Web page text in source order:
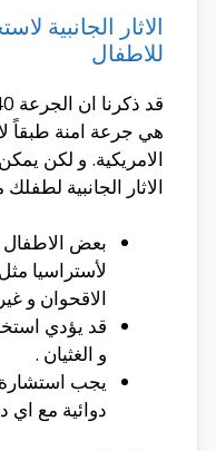
الاثار الجانبية
للاطفال
هي جرعة امنة طبقاً
الامريكية. و لكن
الاثار الجانبية
بعض الاطفال
لأستراسيا
الاقحوان و
قد يؤدي
و الغثيان .
يجب
دوائية مع اي